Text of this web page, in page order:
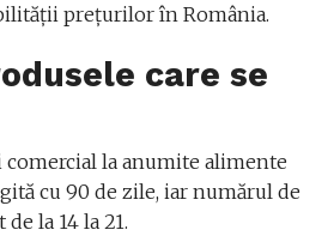
prețurilor în România.
care se
comercial la anumite alimente
cu 90 de zile, iar numărul de
la 14 la 21.